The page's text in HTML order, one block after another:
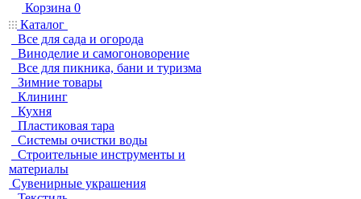
Корзина 0
Каталог
Все для сада и огорода
Виноделие и самогоноворение
Все для пикника, бани и туризма
Зимние товары
Клининг
Кухня
Пластиковая тара
Системы очистки воды
Строительные инструменты и
материалы
Сувенирные украшения